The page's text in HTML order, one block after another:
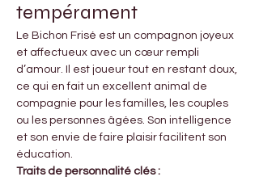
tempérament
Le Bichon Frisé est un compagnon joyeux
et affectueux avec un cœur rempli
d’amour. Il est joueur tout en restant doux,
ce qui en fait un excellent animal de
compagnie pour les familles, les couples
ou les personnes âgées. Son intelligence
et son envie de faire plaisir facilitent son
éducation.
Traits de personnalité clés :